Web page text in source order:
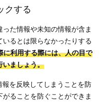
クする
た情報や未知の情報が含ま
るとは限らなかったりする
利用する際には、人の目で
いましょう。
を反映してしまうことを防
ることを防ぐことができま